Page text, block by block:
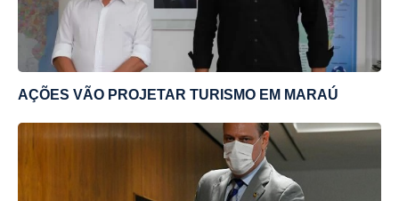
AÇÕES VÃO PROJETAR TURISMO EM MARAÚ